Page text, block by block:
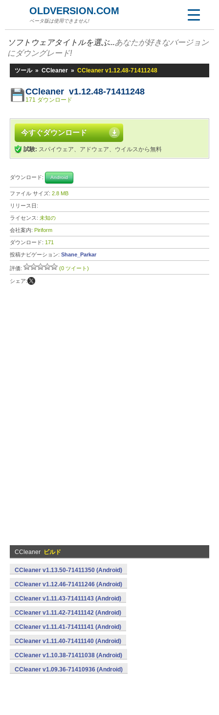
OLDVERSION.COM
ベータ版は使用できません!
ソフトウェアタイトルを選ぶ...あなたが好きなバージョン
にダウングレード!
ツール » CCleaner » CCleaner v1.12.48-71411248
CCleaner v1.12.48-71411248
171 ダウンロード
今すぐダウンロード
試験: スパイウェア、アドウェア、ウイルスから無料
ダウンロード: Android
ファイル サイズ: 2.8 MB
リリース日:
ライセンス: 未知の
会社案内: Piriform
ダウンロード: 171
投稿ナビゲーション: Shane_Parkar
評価: (0 ツイート)
シェア:
CCleaner ビルド
CCleaner v1.13.50-71411350 (Android)
CCleaner v1.12.46-71411246 (Android)
CCleaner v1.11.43-71411143 (Android)
CCleaner v1.11.42-71411142 (Android)
CCleaner v1.11.41-71411141 (Android)
CCleaner v1.11.40-71411140 (Android)
CCleaner v1.10.38-71411038 (Android)
CCleaner v1.09.36-71410936 (Android)